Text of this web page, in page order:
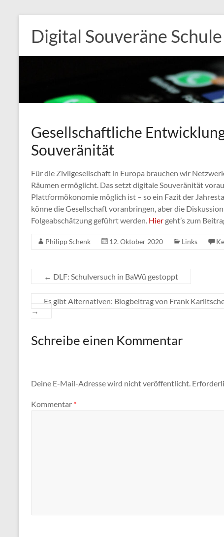
Inhalt
springenDigital Souveräne Schule
Gesellschaftliche
Souveränität
Für die Zivilgesellschaft in Europa brauchen wir
Räumen ermöglicht. Das setzt digitale Souveränität
Plattformökonomie möglich ist – so ein Fazit der
könne die Gesellschaft voranbringen, aber die
Folgeabschätzung geführt werden. Hier geht’s zum
Philipp Schenk 12. Oktober 2020 Links
← DLF: Schulversuch in BaWü gestoppt
Es gibt Alternativen: Blogbeitrag von Frank
→
Schreibe einen Kommentar
Deine E-Mail-Adresse wird nicht veröffentlicht.
Kommentar *